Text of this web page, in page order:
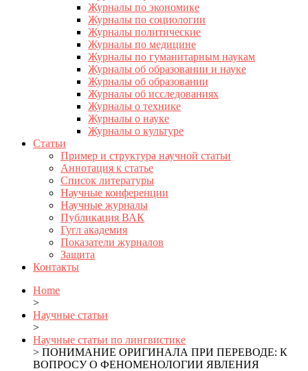
Журналы по экономике
Журналы по социологии
Журналы политические
Журналы по медицине
Журналы по гуманитарным наукам
Журналы об образовании и науке
Журналы об образовании
Журналы об исследованиях
Журналы о технике
Журналы о науке
Журналы о культуре
Статьи
Пример и структура научной статьи
Аннотация к статье
Список литературы
Научные конференции
Научные журналы
Публикация ВАК
Гугл академия
Показатели журналов
Защита
Контакты
Home
>
Научные статьи
>
Научные статьи по лингвистике
> ПОНИМАНИЕ ОРИГИНАЛА ПРИ ПЕРЕВОДЕ: К
ВОПРОСУ О ФЕНОМЕНОЛОГИИ ЯВЛЕНИЯ